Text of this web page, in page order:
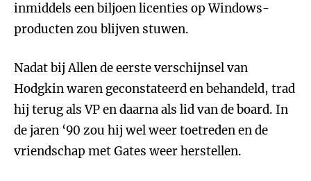
inmiddels een biljoen licenties op Windows-
producten zou blijven stuwen.
Nadat bij Allen de eerste verschijnsel van
Hodgkin waren geconstateerd en behandeld, trad
hij terug als VP en daarna als lid van de board. In
de jaren ‘90 zou hij wel weer toetreden en de
vriendschap met Gates weer herstellen.